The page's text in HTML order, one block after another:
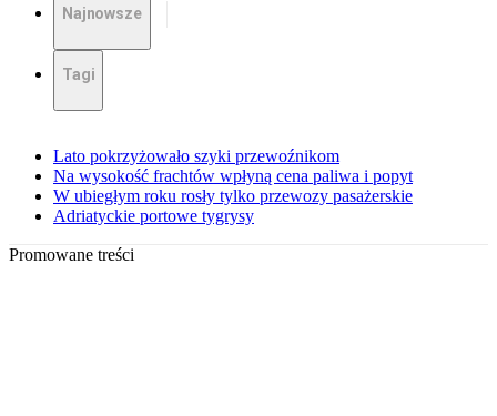
Najnowsze
Tagi
Lato pokrzyżowało szyki przewoźnikom
Na wysokość frachtów wpłyną cena paliwa i popyt
W ubiegłym roku rosły tylko przewozy pasażerskie
Adriatyckie portowe tygrysy
Promowane treści